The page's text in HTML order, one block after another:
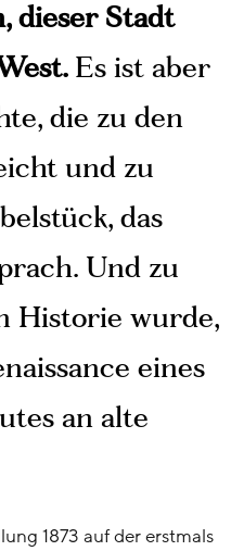
dieser Stadt
Es ist aber
die zu den
und zu
das
Und zu
Historie wurde,
eines
an alte
1873 auf der erstmals